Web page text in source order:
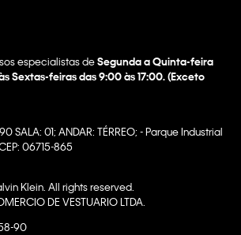
especialistas deSegunda a Quinta-feira
Sextas-feiras das 9:00 às 17:00. (Exceto
SALA: 01; ANDAR: TÉRREO; - Parque Industrial
06715-865
Klein. All rights reserved.
DE VESTUARIO LTDA.
90